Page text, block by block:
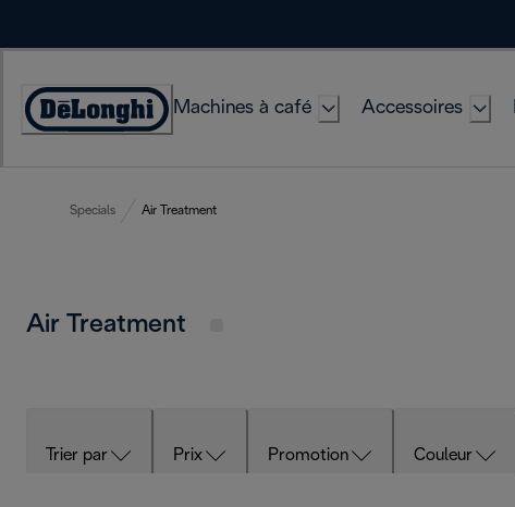
Déclaration
Machines à café Accessoires
Specials Air Treatment
Air Treatment
Trier par Prix Promotion Couleur